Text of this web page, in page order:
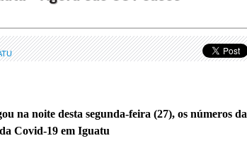
na noite desta segunda-feira (27), os números da
Covid-19 em Iguatu